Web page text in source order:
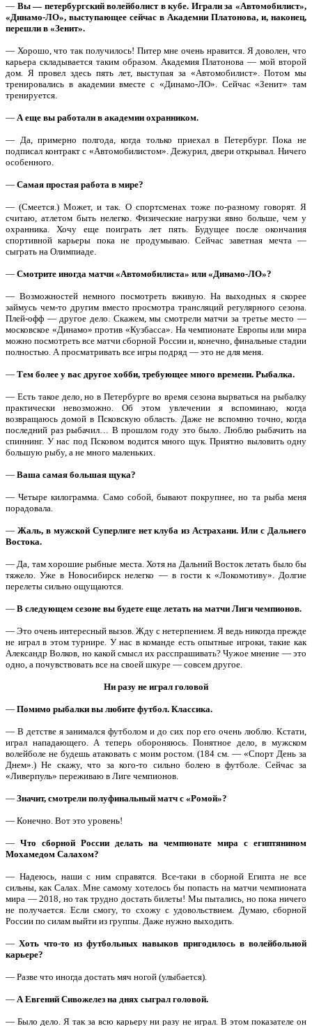
— Вы — петербургский волейболист в кубе. Играли за «Автомобилист»,
«Динамо-ЛО», выступающее сейчас в Академии Платонова, и, наконец,
перешли в «Зенит».
— Хорошо, что так получилось! Питер мне очень нравится. Я доволен, что
карьера складывается таким образом. Академия Платонова — мой второй
дом. Я провел здесь пять лет, выступая за «Автомобилист». Потом мы
тренировались в академии вместе с «Динамо-ЛО». Сейчас «Зенит» там
тренируется.
— А еще вы работали в академии охранником.
— Да, примерно полгода, когда только приехал в Петербург. Пока не
подписал контракт с «Автомобилистом». Дежурил, двери открывал. Ничего
особенного.
— Самая простая работа в мире?
— (Смеется.) Может, и так. О спортсменах тоже по-разному говорят. Я
считаю, атлетом быть нелегко. Физические нагрузки явно больше, чем у
охранника. Хочу еще поиграть лет пять. Будущее после окончания
спортивной карьеры пока не продумываю. Сейчас заветная мечта —
сыграть на Олимпиаде.
— Смотрите иногда матчи «Автомобилиста» или «Динамо-ЛО»?
— Возможностей немного посмотреть вживую. На выходных я скорее
займусь чем-то другим вместо просмотра трансляций регулярного сезона.
Плей-офф — другое дело. Скажем, мы смотрели матчи за третье место —
московское «Динамо» против «Кузбасса». На чемпионате Европы или мира
можно посмотреть все матчи сборной России и, конечно, финальные стадии
полностью. А просматривать все игры подряд — это не для меня.
— Тем более у вас другое хобби, требующее много времени. Рыбалка.
— Есть такое дело, но в Петербурге во время сезона вырваться на рыбалку
практически невозможно. Об этом увлечении я вспоминаю, когда
возвращаюсь домой в Псковскую область. Даже не вспомню точно, когда
последний раз рыбачил… В прошлом году это было. Люблю рыбачить на
спиннинг. У нас под Псковом водится много щук. Приятно выловить одну
большую рыбу, а не много маленьких.
— Ваша самая большая щука?
— Четыре килограмма. Само собой, бывают покрупнее, но та рыба меня
порадовала.
— Жаль, в мужской Суперлиге нет клуба из Астрахани. Или с Дальнего
Востока.
— Да, там хорошие рыбные места. Хотя на Дальний Восток летать было бы
тяжело. Уже в Новосибирск нелегко — в гости к «Локомотиву». Долгие
перелеты сильно ощущаются.
— В следующем сезоне вы будете еще летать на матчи Лиги чемпионов.
— Это очень интересный вызов. Жду с нетерпением. Я ведь никогда прежде
не играл в этом турнире. У нас в команде есть опытные игроки, такие как
Александр Волков, но какой смысл их расспрашивать? Чужое мнение — это
одно, а почувствовать все на своей шкуре — совсем другое.
Ни разу не играл головой
— Помимо рыбалки вы любите футбол. Классика.
— В детстве я занимался футболом и до сих пор его очень люблю. Кстати,
играл нападающего. А теперь обороняюсь. Понятное дело, в мужском
волейболе не будешь атаковать с моим ростом. (184 см. — «Спорт День за
Днем».) Не скажу, что за кого-то сильно болею в футболе. Сейчас за
«Ливерпуль» переживаю в Лиге чемпионов.
— Значит, смотрели полуфинальный матч с «Ромой»?
— Конечно. Вот это уровень!
— Что сборной России делать на чемпионате мира с египтянином
Мохамедом Салахом?
— Надеюсь, наши с ним справятся. Все-таки в сборной Египта не все
сильны, как Салах. Мне самому хотелось бы попасть на матчи чемпионата
мира — 2018, но так трудно достать билеты! Мы пытались, но пока ничего
не получается. Если смогу, то схожу с удовольствием. Думаю, сборной
России по силам выйти из группы. Даже нужно выходить.
—Хоть что-то из футбольных навыков пригодилось в волейбольной
карьере?
— Разве что иногда достать мяч ногой (улыбается).
— А Евгений Сивожелез на днях сыграл головой.
— Было дело. Я так за всю карьеру ни разу не играл. В этом показателе он